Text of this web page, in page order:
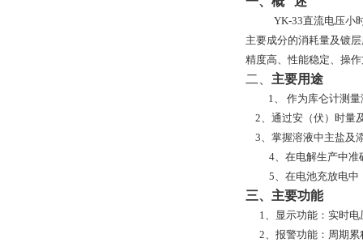
YK-33直流电压小
主要成分的消耗量及镀
精度高、性能稳定、操
二、 主要用途
1、 作为库仑计测
2、通过安（伏）时量
3、掌握溶液中主盐及
4、在电解生产中准
5、在电池充放电中
三、 主要功能
1、显示功能：实时
2、报警功能：周期累